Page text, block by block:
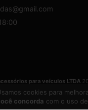
para veículos LTDA
para veículos LTDA
cookies para
concorda com o uso